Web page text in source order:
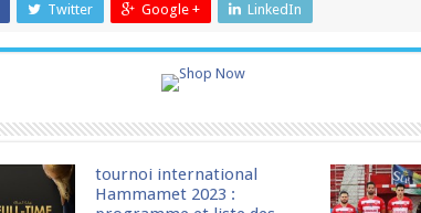
Twitter Google + LinkedIn
tournoi international
Hammamet 2023 :